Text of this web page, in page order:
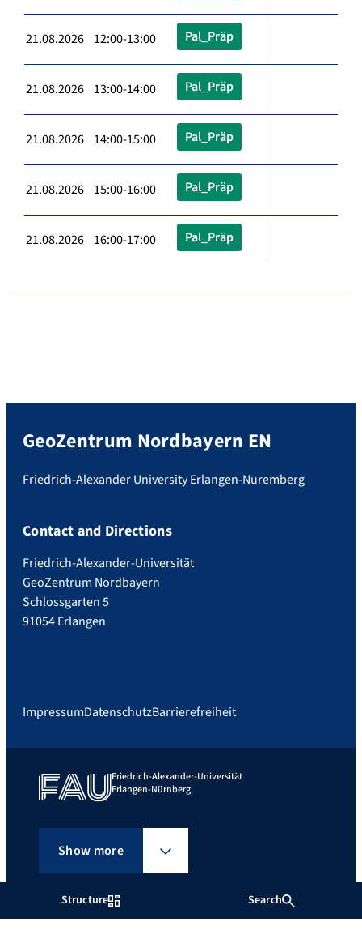
Structure Search
21.08.2026 12:00-13:00 Pal_Präp
21.08.2026 13:00-14:00 Pal_Präp
21.08.2026 14:00-15:00 Pal_Präp
21.08.2026 15:00-16:00 Pal_Präp
21.08.2026 16:00-17:00 Pal_Präp
GeoZentrum Nordbayern EN
Friedrich-Alexander University Erlangen-Nuremberg
Contact and Directions
Friedrich-Alexander-Universität
GeoZentrum Nordbayern
Schlossgarten 5
91054 Erlangen
ImpressumDatenschutzBarrierefreiheit
Friedrich-Alexander-Universität
Erlangen-Nürnberg
Show more